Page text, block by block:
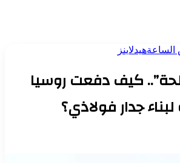
الساعةهيدلاينز
كيف دفعت روسيا
جدار فولاذي؟